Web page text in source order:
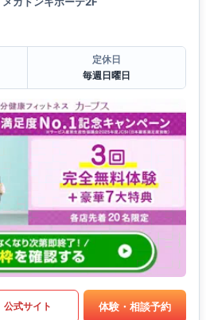
定休日
毎週日曜日
公式サイト 体験・相談予約